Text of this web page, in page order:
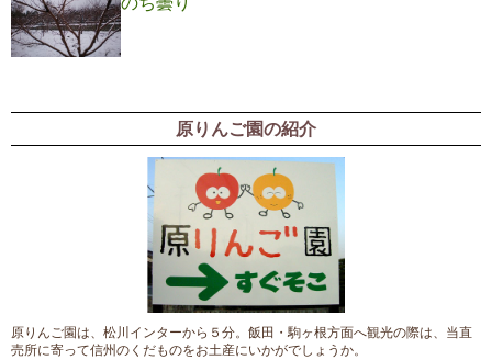
原りんご園の紹介
原りんご園は、松川インターから５分。飯田・駒ヶ根方面へ観光の際は、当直
売所に寄って信州のくだものをお土産にいかがでしょうか。